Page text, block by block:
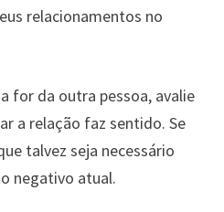
relacionamentos no
for da outra pessoa, avalie
a relação faz sentido. Se
talvez seja necessário
negativo atual.